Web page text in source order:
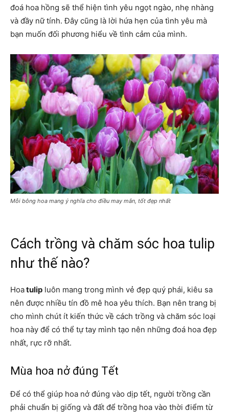
đoá hoa hồng sẽ thể hiện tình yêu ngọt ngào, nhẹ nhàng
và đầy nữ tính. Đây cũng là lời hứa hẹn của tình yêu mà
bạn muốn đối phương hiểu về tình cảm của mình.
Mỗi bông hoa mang ý nghĩa cho điều may mắn, tốt đẹp nhất
Cách trồng và chăm sóc hoa tulip
như thế nào?
Hoatulip luôn mang trong mình vẻ đẹp quý phái, kiêu sa
nên được nhiều tín đồ mê hoa yêu thích. Bạn nên trang bị
cho mình chút ít kiến thức về cách trồng và chăm sóc loại
hoa này để có thể tự tay mình tạo nên những đoá hoa đẹp
nhất, rực rỡ nhất.
Mùa hoa nở đúng Tết
Để có thể giúp hoa nở đúng vào dịp tết, người trồng cần
phải chuẩn bị giống và đất để trồng hoa vào thời điểm từ